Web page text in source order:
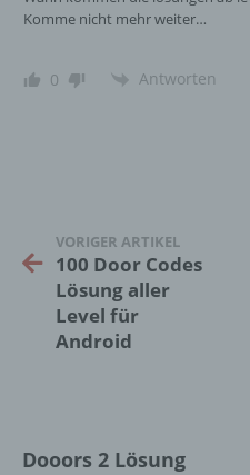
Komme nicht mehr weiter…
0 Antworten
VORIGER ARTIKEL
100 Door Codes
Lösung aller
Level für
Android
Dooors 2 Lösung
Verbreitung oder
Bereitstellung, den
Löschen oder die
künftige
e) Profiling